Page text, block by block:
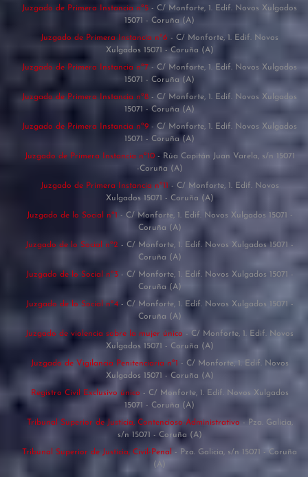
Juzgado de Primera Instancia nº5 - C/ Monforte, 1. Edif. Novos Xulgados
15071 - Coruña (A)
Juzgado de Primera Instancia nº6 - C/ Monforte, 1. Edif. Novos
Xulgados 15071 - Coruña (A)
Juzgado de Primera Instancia nº7 - C/ Monforte, 1. Edif. Novos Xulgados
15071 - Coruña (A)
Juzgado de Primera Instancia nº8 - C/ Monforte, 1. Edif. Novos Xulgados
15071 - Coruña (A)
Juzgado de Primera Instancia nº9 - C/ Monforte, 1. Edif. Novos Xulgados
15071 - Coruña (A)
Juzgado de Primera Instancia nº10 - Rúa Capitán Juan Varela, s/n 15071
-Coruña (A)
Juzgado de Primera Instancia nº11 - C/ Monforte, 1. Edif. Novos
Xulgados 15071 - Coruña (A)
Juzgado de lo Social nº1 - C/ Monforte, 1. Edif. Novos Xulgados 15071 -
Coruña (A)
Juzgado de lo Social nº2 - C/ Monforte, 1. Edif. Novos Xulgados 15071 -
Coruña (A)
Juzgado de lo Social nº3 - C/ Monforte, 1. Edif. Novos Xulgados 15071 -
Coruña (A)
Juzgado de lo Social nº4 - C/ Monforte, 1. Edif. Novos Xulgados 15071 -
Coruña (A)
Juzgado de violencia sobre la mujer único - C/ Monforte, 1. Edif. Novos
Xulgados 15071 - Coruña (A)
Juzgado de Vigilancia Penitenciaria nº1 - C/ Monforte, 1. Edif. Novos
Xulgados 15071 - Coruña (A)
Registro Civil Exclusivo único - C/ Monforte, 1. Edif. Novos Xulgados
15071 - Coruña (A)
Tribunal Superior de Justicia, Contencioso-Administrativo - Pza. Galicia,
s/n 15071 - Coruña (A)
Tribunal Superior de Justicia, Civil-Penal - Pza. Galicia, s/n 15071 - Coruña
(A)